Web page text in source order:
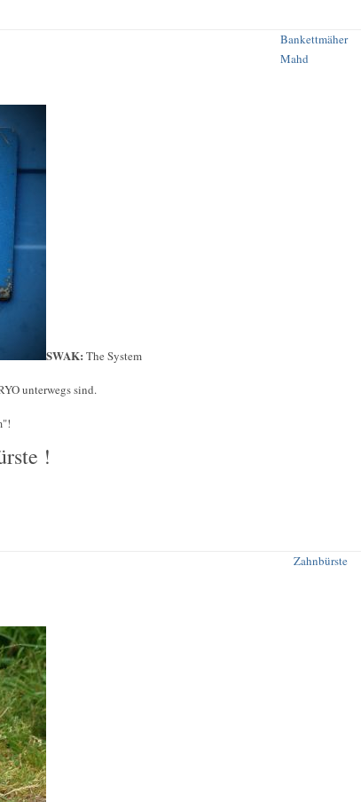
Bankettmäher
Mahd
SWAK: The System
unterwegs sind.
!
Zahnbürste